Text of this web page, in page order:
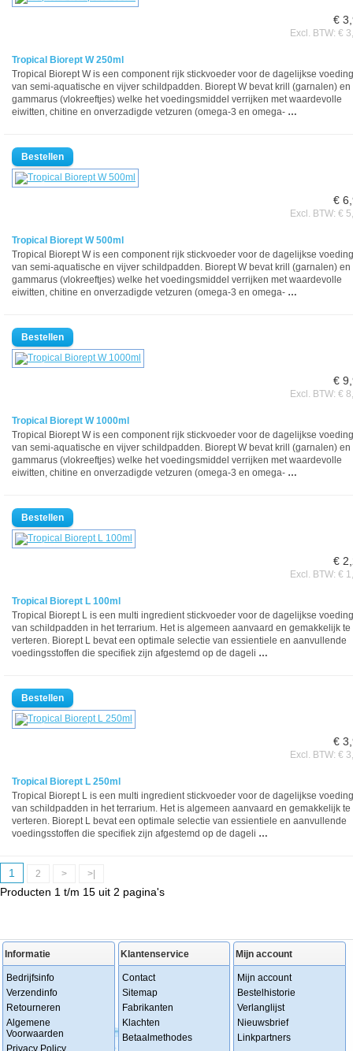
€
Excl. BTW: €
Tropical Biorept W 250ml
Tropical Biorept W is een component rijk stickvoeder voor de dagelijkse voeding
van semi-aquatische en vijver schildpadden. Biorept W bevat krill (garnalen) en
gammarus (vlokreeftjes) welke het voedingsmiddel verrijken met waardevolle
eiwitten, chitine en onverzadigde vetzuren (omega-3 en omega- …
€
Excl. BTW: €
Tropical Biorept W 500ml
Tropical Biorept W is een component rijk stickvoeder voor de dagelijkse voeding
van semi-aquatische en vijver schildpadden. Biorept W bevat krill (garnalen) en
gammarus (vlokreeftjes) welke het voedingsmiddel verrijken met waardevolle
eiwitten, chitine en onverzadigde vetzuren (omega-3 en omega- …
€
Excl. BTW: €
Tropical Biorept W 1000ml
Tropical Biorept W is een component rijk stickvoeder voor de dagelijkse voeding
van semi-aquatische en vijver schildpadden. Biorept W bevat krill (garnalen) en
gammarus (vlokreeftjes) welke het voedingsmiddel verrijken met waardevolle
eiwitten, chitine en onverzadigde vetzuren (omega-3 en omega- …
€
Excl. BTW: €
Tropical Biorept L 100ml
Tropical Biorept L is een multi ingredient stickvoeder voor de dagelijkse voeding
van schildpadden in het terrarium. Het is algemeen aanvaard en gemakkelijk te
verteren. Biorept L bevat een optimale selectie van essientiele en aanvullende
voedingsstoffen die specifiek zijn afgestemd op de dageli …
€
Excl. BTW: €
Tropical Biorept L 250ml
Tropical Biorept L is een multi ingredient stickvoeder voor de dagelijkse voeding
van schildpadden in het terrarium. Het is algemeen aanvaard en gemakkelijk te
verteren. Biorept L bevat een optimale selectie van essientiele en aanvullende
voedingsstoffen die specifiek zijn afgestemd op de dageli …
1 2 > >|
Producten 1 t/m 15 uit 2 pagina's
Informatie
Bedrijfsinfo
Verzendinfo
Retourneren
Algemene
Voorwaarden
Privacy Policy
Klantenservice
Contact
Sitemap
Fabrikanten
Klachten
Betaalmethodes
Mijn account
Mijn account
Bestelhistorie
Verlanglijst
Nieuwsbrief
Linkpartners